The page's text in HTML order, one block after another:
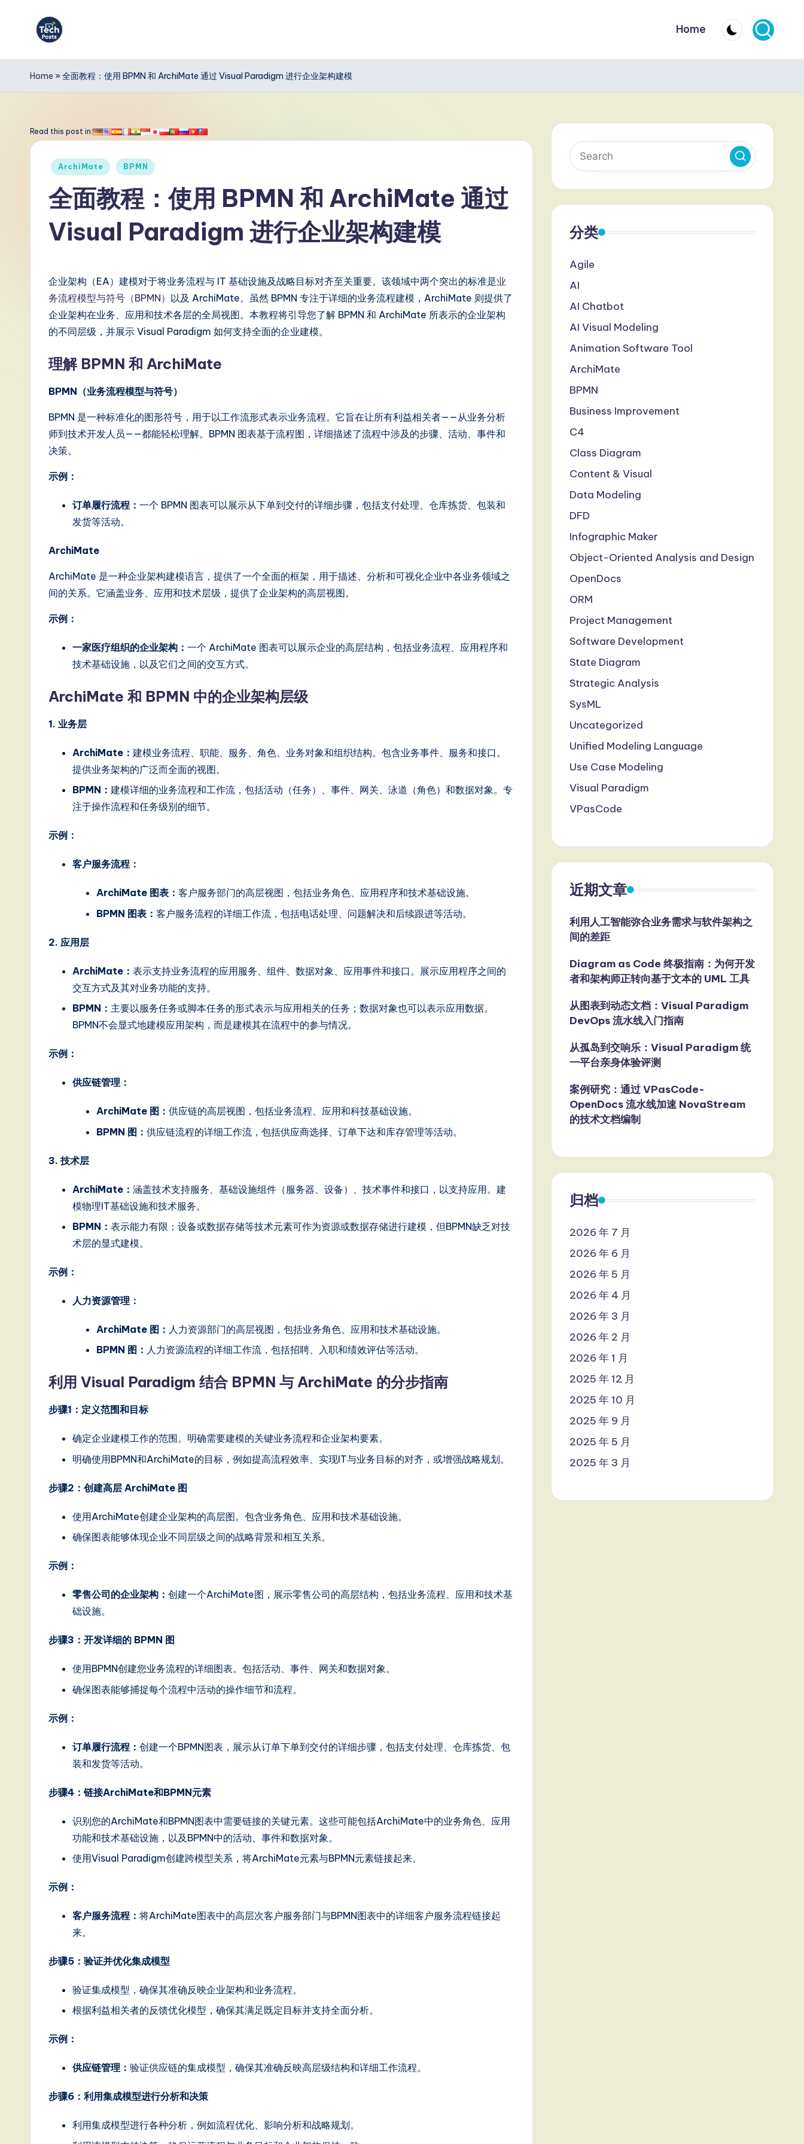
T
e
h
m
C
it
Home
Home » 全面教程：使用 BPMN 和 ArchiMate 通过 Visual Paradigm 进行企业架构建模
Read this post in:
Posted
ArchiMate BPMN
全面教程：使用 BPMN 和 ArchiMate 通过
Visual Paradigm 进行企业架构建模
企业架构（EA）建模对于将业务流程与 IT 基础设施及战略目标对齐至关重要。该领域中两个突出的标准是业
务流程模型与符号（BPMN） 以及 ArchiMate。虽然 BPMN 专注于详细的业务流程建模，ArchiMate 则提供了
企业架构在业务、应用和技术各层的全局视图。本教程将引导您了解 BPMN 和 ArchiMate 所表示的企业架构
的不同层级，并展示 Visual Paradigm 如何支持全面的企业建模。
理解 BPMN 和 ArchiMate
BPMN（业务流程模型与符号）
BPMN 是一种标准化的图形符号，用于以工作流形式表示业务流程。它旨在让所有利益相关者——从业务分析
师到技术开发人员——都能轻松理解。BPMN 图表基于流程图，详细描述了流程中涉及的步骤、活动、事件和
决策。
示例：
订单履行流程： 一个 BPMN 图表可以展示从下单到交付的详细步骤，包括支付处理、仓库拣货、包装和
发货等活动。
ArchiMate
ArchiMate 是一种企业架构建模语言，提供了一个全面的框架，用于描述、分析和可视化企业中各业务领域之
间的关系。它涵盖业务、应用和技术层级，提供了企业架构的高层视图。
示例：
一家医疗组织的企业架构： 一个 ArchiMate 图表可以展示企业的高层结构，包括业务流程、应用程序和
技术基础设施，以及它们之间的交互方式。
ArchiMate 和 BPMN 中的企业架构层级
1. 业务层
ArchiMate： 建模业务流程、职能、服务、角色、业务对象和组织结构。包含业务事件、服务和接口。
提供业务架构的广泛而全面的视图。
BPMN： 建模详细的业务流程和工作流，包括活动（任务）、事件、网关、泳道（角色）和数据对象。专
注于操作流程和任务级别的细节。
示例：
客户服务流程：
ArchiMate 图表： 客户服务部门的高层视图，包括业务角色、应用程序和技术基础设施。
BPMN 图表： 客户服务流程的详细工作流，包括电话处理、问题解决和后续跟进等活动。
2. 应用层
ArchiMate： 表示支持业务流程的应用服务、组件、数据对象、应用事件和接口。展示应用程序之间的
交互方式及其对业务功能的支持。
BPMN： 主要以服务任务或脚本任务的形式表示与应用相关的任务；数据对象也可以表示应用数据。
BPMN不会显式地建模应用架构，而是建模其在流程中的参与情况。
示例：
供应链管理：
ArchiMate 图： 供应链的高层视图，包括业务流程、应用和科技基础设施。
BPMN 图： 供应链流程的详细工作流，包括供应商选择、订单下达和库存管理等活动。
3. 技术层
ArchiMate： 涵盖技术支持服务、基础设施组件（服务器、设备）、技术事件和接口，以支持应用。建
模物理IT基础设施和技术服务。
BPMN： 表示能力有限；设备或数据存储等技术元素可作为资源或数据存储进行建模，但BPMN缺乏对技
术层的显式建模。
示例：
人力资源管理：
ArchiMate 图： 人力资源部门的高层视图，包括业务角色、应用和技术基础设施。
BPMN 图： 人力资源流程的详细工作流，包括招聘、入职和绩效评估等活动。
利用 Visual Paradigm 结合 BPMN 与 ArchiMate 的分步指南
步骤1：定义范围和目标
确定企业建模工作的范围。明确需要建模的关键业务流程和企业架构要素。
明确使用BPMN和ArchiMate的目标，例如提高流程效率、实现IT与业务目标的对齐，或增强战略规划。
步骤2：创建高层 ArchiMate 图
使用ArchiMate创建企业架构的高层图。包含业务角色、应用和技术基础设施。
确保图表能够体现企业不同层级之间的战略背景和相互关系。
示例：
零售公司的企业架构： 创建一个ArchiMate图，展示零售公司的高层结构，包括业务流程、应用和技术基
础设施。
步骤3：开发详细的 BPMN 图
使用BPMN创建您业务流程的详细图表。包括活动、事件、网关和数据对象。
确保图表能够捕捉每个流程中活动的操作细节和流程。
示例：
订单履行流程： 创建一个BPMN图表，展示从订单下单到交付的详细步骤，包括支付处理、仓库拣货、包
装和发货等活动。
步骤4：链接ArchiMate和BPMN元素
识别您的ArchiMate和BPMN图表中需要链接的关键元素。这些可能包括ArchiMate中的业务角色、应用
功能和技术基础设施，以及BPMN中的活动、事件和数据对象。
使用Visual Paradigm创建跨模型关系，将ArchiMate元素与BPMN元素链接起来。
示例：
客户服务流程： 将ArchiMate图表中的高层次客户服务部门与BPMN图表中的详细客户服务流程链接起
来。
步骤5：验证并优化集成模型
验证集成模型，确保其准确反映企业架构和业务流程。
根据利益相关者的反馈优化模型，确保其满足既定目标并支持全面分析。
示例：
供应链管理： 验证供应链的集成模型，确保其准确反映高层级结构和详细工作流程。
步骤6：利用集成模型进行分析和决策
利用集成模型进行各种分析，例如流程优化、影响分析和战略规划。
分类
Agile
AI
AI Chatbot
AI Visual Modeling
Animation Software Tool
ArchiMate
BPMN
Business Improvement
C4
Class Diagram
Content & Visual
Data Modeling
DFD
Infographic Maker
Object-Oriented Analysis and Design
OpenDocs
ORM
Project Management
Software Development
State Diagram
Strategic Analysis
SysML
Uncategorized
Unified Modeling Language
Use Case Modeling
Visual Paradigm
VPasCode
近期文章
利用人工智能弥合业务需求与软件架构之
间的差距
Diagram as Code 终极指南：为何开发
者和架构师正转向基于文本的 UML 工具
从图表到动态文档：Visual Paradigm
DevOps 流水线入门指南
从孤岛到交响乐：Visual Paradigm 统
一平台亲身体验评测
案例研究：通过 VPasCode-
OpenDocs 流水线加速 NovaStream
的技术文档编制
归档
2026 年 7 月
2026 年 6 月
2026 年 5 月
2026 年 4 月
2026 年 3 月
2026 年 2 月
2026 年 1 月
2025 年 12 月
2025 年 10 月
2025 年 9 月
2025 年 5 月
2025 年 3 月